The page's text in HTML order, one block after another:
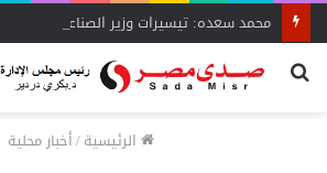
محمد سعده: تيسيرات وزير الصناعة تنقذ
بحث
الرئيسية/أخبار محلية